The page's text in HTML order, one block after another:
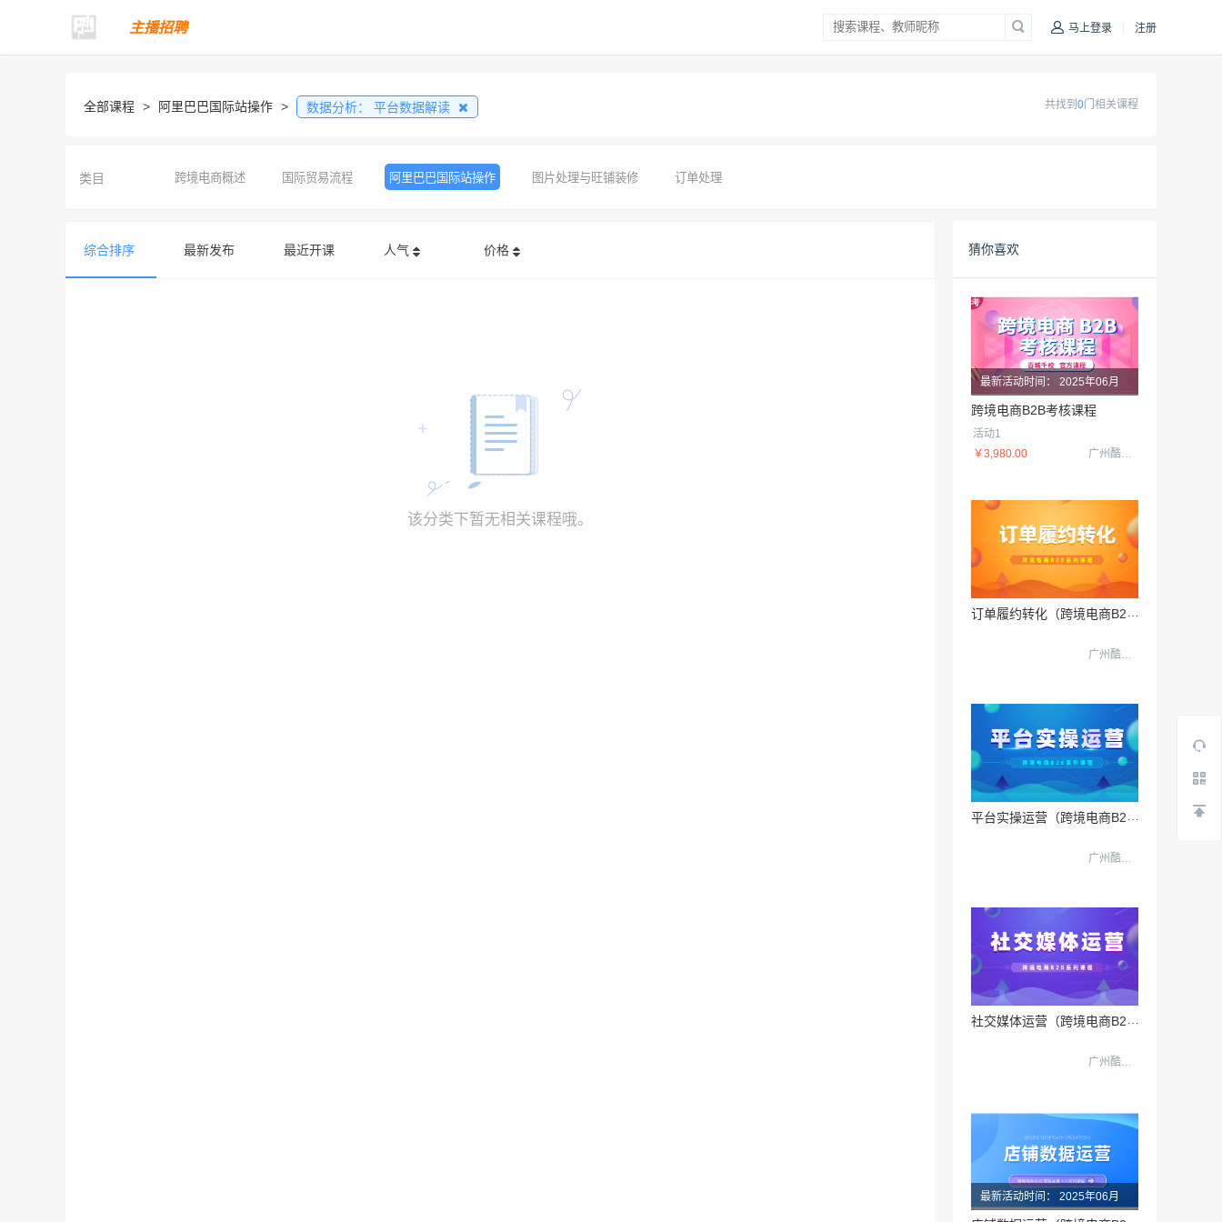
主播招聘 马上登录 注册
全部课程 > 阿里巴巴国际站操作 > 数据分析： 平台数据解读 共找到 0门相关课程
类目 跨境电商概述 国际贸易流程 阿里巴巴国际站操作 图片处理与旺铺装修 订单处理
综合排序 最新发布 最近开课 人气 价格
该分类下暂无相关课程哦。
猜你喜欢
最新活动时间： 2025年06月
09日
跨境电商B2B考核课程
活动1
￥3,980.00
广州酷校信息科技有限公司
广州酷校信息科技有限公司
广州酷校信息科技有限公司
广州酷校信息科技有限公司
最新活动时间： 2025年06月